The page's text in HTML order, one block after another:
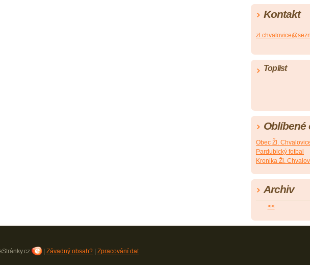
Kontakt
Toplist
Oblíbené
Obec Žl.
Pardubický fotbal
Kronika Žl.
Archiv
<<
Závadný obsah? Zpracování dat